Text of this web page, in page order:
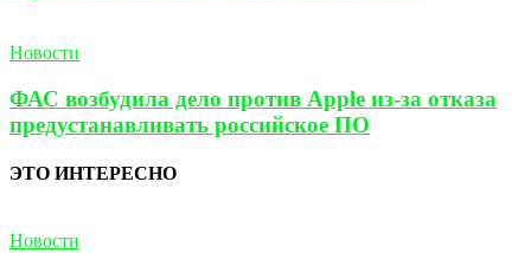
Новости
ФАС возбудила дело против Apple из-за отказа
предустанавливать российское ПО
ЭТО ИНТЕРЕСНО
Новости